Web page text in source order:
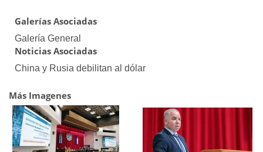
Galerías Asociadas
Galería General
Noticias Asociadas
China y Rusia debilitan al dólar
Más Imagenes